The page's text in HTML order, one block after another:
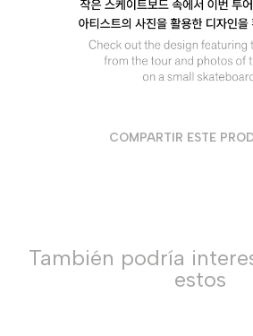
COMPARTIR ESTE
También podría
estos